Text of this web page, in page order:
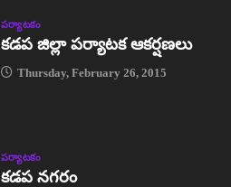
పర్యాటకం
కడప జిల్లా పర్యాటక ఆకర్షణలు
Thursday, February 26, 2015
పర్యాటకం
కడప నగరం